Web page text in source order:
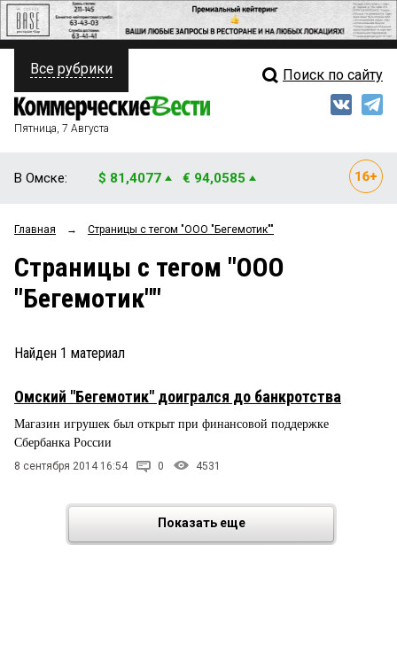
ПОЛИТИКА
ФИНАНСЫ
ОБЩЕСТВО
ЗАКОН
ПРОИСШЕСТВИЯ
СТИЛЬ ЖИЗНИ
Свежий выпуск
Мнения
Рейтинги
Все рубрики Поиск по сайту
Пятница, 7 Августа
В Омске: $ 81,4077 € 94,0585
Главная → Страницы c тегом "ООО "Бегемотик""
Страницы c тегом "ООО
"Бегемотик""
Найден 1 материал
Омский "Бегемотик" доигрался до банкротства
Магазин игрушек был открыт при финансовой поддержке
Сбербанка России
8 сентября 2014 16:54 0 4531
Показать еще